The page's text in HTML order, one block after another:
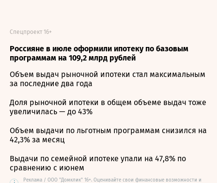
Россияне в июле оформили ипотеку по базовым
программам на 109,2 млрд рублей
Спецпроект 16+
Объем выдач рыночной ипотеки стал максимальным
за последние два года
Доля рыночной ипотеки в общем объеме выдач тоже
увеличилась — до 43%
Объем выдачи по льготным программам снизился на
42,3% за месяц
Выдачи по семейной ипотеке упали на 47,8% по
сравнению с июнем
Реклама / ООО "Домклик" 16+. Оценивайте свои финансовые возможности и